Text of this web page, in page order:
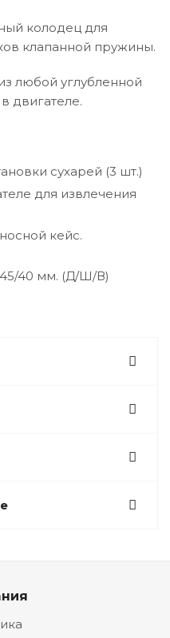
колодец для
клапанной пружины.
любой углубленной
двигателе.
сухарей (3 шт.)
для извлечения
кейс.
40 мм. (Д/Ш/В)